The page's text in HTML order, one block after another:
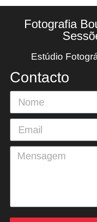
Fotografia
Estúdio
Contacto